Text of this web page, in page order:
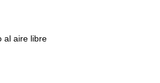
al aire libre